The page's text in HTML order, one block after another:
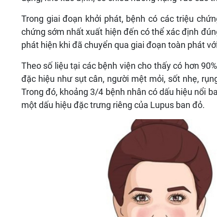
Trong giai đoạn khởi phát, bệnh có các triệu
chứng sớm nhất xuất hiện đến có thể xác định
phát hiện khi đã chuyển qua giai đoạn toàn phát
Theo số liệu tại các bệnh viện cho thấy có hơn
đặc hiệu như sụt cân, người mệt mỏi, sốt nhẹ,
Trong đó, khoảng 3/4 bệnh nhân có dấu hiệu nổi
một dấu hiệu đặc trưng riêng của Lupus ban đỏ.